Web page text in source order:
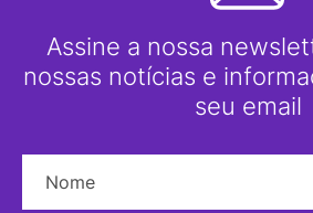
Assine a nossa
nossas notícias e
seu email